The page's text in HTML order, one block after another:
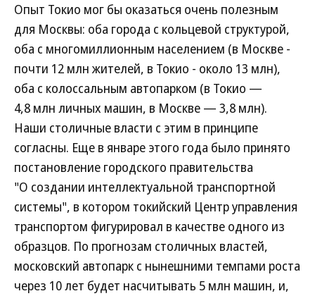
Опыт Токио мог бы оказаться очень полезным
для Москвы: оба города с кольцевой структурой,
оба с многомиллионным населением (в Москве -
почти 12 млн жителей, в Токио - около 13 млн),
оба с колоссальным автопарком (в Токио —
4,8 млн личных машин, в Москве — 3,8 млн).
Наши столичные власти с этим в принципе
согласны. Еще в январе этого года было принято
постановление городского правительства
"О создании интеллектуальной транспортной
системы", в котором токийский Центр управления
транспортом фигурировал в качестве одного из
образцов. По прогнозам столичных властей,
московский автопарк с нынешними темпами роста
через 10 лет будет насчитывать 5 млн машин, и,